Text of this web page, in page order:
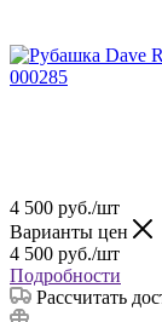
4 500 руб./шт
Варианты цен
4 500 руб./шт
Подробности
Рассчитать